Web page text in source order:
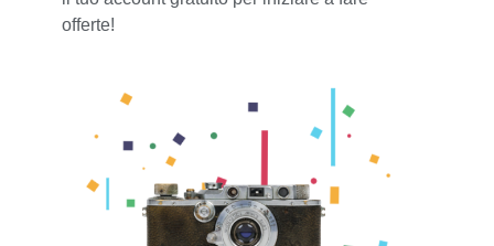
offerte!